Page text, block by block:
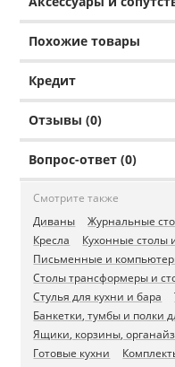
Похожие товары
Кредит
Отзывы (0)
Вопрос-ответ (0)
Смотрите также
Диваны
Журнальные
Кресла
Кухонные столы
Письменные и
Столы трансформеры и
Стулья для кухни и бара
Банкетки, тумбы и полки
Ящики, корзины,
Готовые кухни